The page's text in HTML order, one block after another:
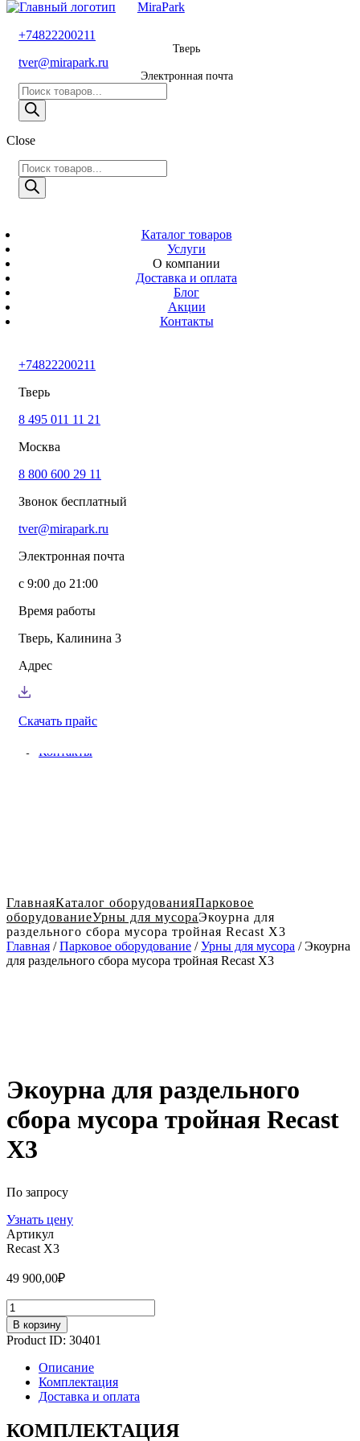
MiraPark
бесплатный
+74822200211
Электронная
Время работы
Тверь,
Калинина 3
+74822200211 info@mirapark.ru
Каталог товаров
Игровое оборудование для детских площадок
Оборудование для площадок для выгула собак
Спортивное оборудование для улицы
Малые архитектурные формы под заказ
Услуги
Озеленение благоустройство
Монтаж детских площадок
Резиновые покрытия для площадок
Установка МАФ
Доставка и оплата в Твери
Контакты
MiraPark
+74822200211
Тверь
tver@mirapark.ru
Электронная почта
Поиск
товаров
Close
Поиск
товаров
Каталог товаров
Услуги
О компании
Доставка и оплата
Блог
Акции
Контакты
+74822200211
Тверь
8 495 011 11 21
Москва
8 800 600 29 11
Звонок бесплатный
tver@mirapark.ru
Электронная почта
с 9:00 до 21:00
Время работы
Тверь, Калинина 3
Адрес
Скачать прайс
ГлавнаяКаталог оборудованияПарковое
оборудованиеУрны для мусораЭкоурна для
раздельного сбора мусора тройная Recast X3
Главная /Парковое оборудование /Урны для мусора / Экоурна
для раздельного сбора мусора тройная Recast X3
Экоурна для раздельного
сбора мусора тройная Recast
X3
По запросу
Узнать цену
Артикул
Recast X3
49 900,00₽
Количество
В корзину
Product ID: 30401
Описание
Комплектация
Доставка и оплата
КОМПЛЕКТАЦИЯ